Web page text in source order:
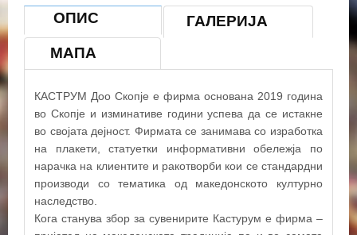
ОПИС
ГАЛЕРИЈА
МАПА
КАСТРУМ Доо Скопје е фирма основана 2019 година
во Скопје и изминативе години успева да се истакне
во својата дејност. Фирмата се занимава со изработка
на плакети, статуетки информативни обележја по
нарачка на клиентите и ракотворби кои се стандардни
производи со тематика од македонското културно
наследство.
Кога станува збор за сувенирите Кастурум е фирма –